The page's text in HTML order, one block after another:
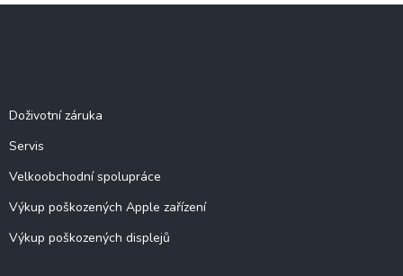
Doživotní záruka
Servis
Velkoobchodní spolupráce
Výkup poškozených Apple zařízení
Výkup poškozených displejů